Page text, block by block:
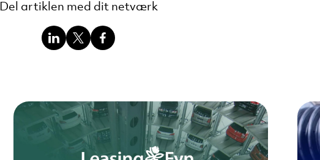
Del artiklen med dit netværk
Del Del Del